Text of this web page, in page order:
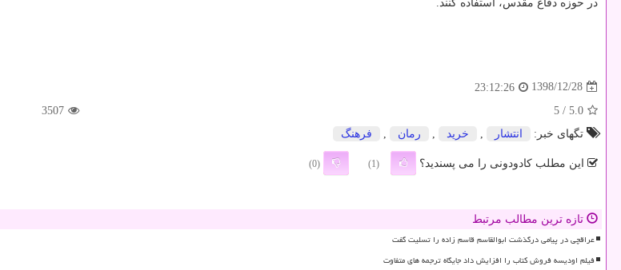
در حوزه دفاع مقدس، استفاده كنند.
1398/12/28
23:12:26
5.0
/ 5
3507
تگهای خبر:
انتشار , خرید , رمان , فرهنگ
این مطلب کادودونی را می پسندید؟ (1)
(0)
تازه ترین مطالب مرتبط
عراقچی در پیامی درگذشت ابوالقاسم قاسم زاده را تسلیت گفت
فیلم اودیسه فروش کتاب را افزایش داد جایگاه ترجمه های متفاوت